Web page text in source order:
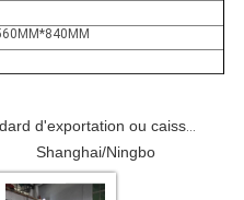
Carton Standard d'exportation ou caisse en contreplaqué 1 pièces/boîte
Shanghai/Ningbo